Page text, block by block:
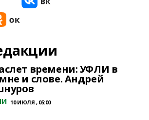
времени: УФЛИ в
и слове. Андрей
10 ИЮЛЯ , 05:00